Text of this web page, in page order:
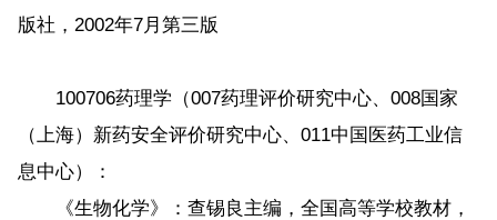
版社，2002年7月第三版
100706药理学（007药理评价研究中心、008国家
（上海）新药安全评价研究中心、011中国医药工业信
息中心）：
《生物化学》：查锡良主编，全国高等学校教材，